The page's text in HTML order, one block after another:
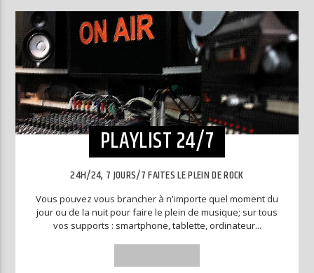
PLAYLIST 24/7
24H/24, 7 JOURS/7 FAITES LE PLEIN DE ROCK
Vous pouvez vous brancher à n'importe quel moment du
jour ou de la nuit pour faire le plein de musique; sur tous
vos supports : smartphone, tablette, ordinateur...